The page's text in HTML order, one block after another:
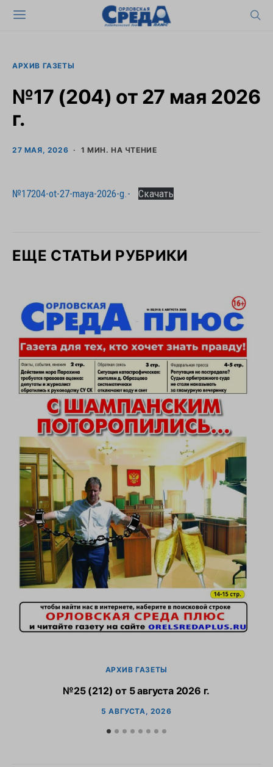
АРХИВ ГАЗЕТЫ
№17 (204) от 27 мая 2026
г.
27 МАЯ, 2026 1 МИН. НА ЧТЕНИЕ
№17204-ot-27-maya-2026-g.- Скачать
ЕЩЕ СТАТЬИ РУБРИКИ
АРХИВ ГАЗЕТЫ
№25 (212) от 5 августа 2026 г.
5 АВГУСТА, 2026